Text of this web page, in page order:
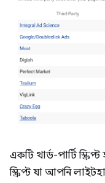
একটি থার্ড-পার্টি
স্ক্রিপ্ট যা আপনি